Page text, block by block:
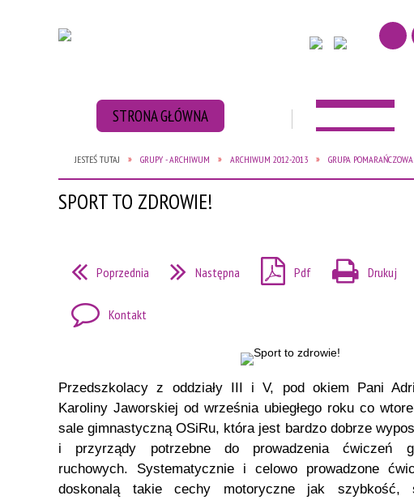
STRONA GŁÓWNA
ZBIÓRKA BATERII ZBIÓRKA NAKRĘTEK
JESTEŚ TUTAJ GRUPY - ARCHIWUM ARCHIWUM 2012-2013 GRUPA
SPORT TO ZDROWIE!
Poprzednia Następna Pdf Drukuj
Kontakt
Przedszkolacy z oddziały III i V, pod okiem Pani
Karoliny Jaworskiej od września ubiegłego roku co
sale gimnastyczną OSiRu, która jest bardzo dobrze
i przyrządy potrzebne do prowadzenia ćwiczeń
ruchowych. Systematycznie i celowo prowadzone
doskonalą takie cechy motoryczne jak szybkość,